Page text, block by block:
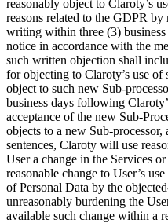
reasonably object to Claroty’s
reasons related to the GDPR
writing within three (3)
notice in accordance with the
such written objection shall
for objecting to Claroty’s use of
object to such new Sub-
business days following
acceptance of the new Sub-
objects to a new Sub-
sentences, Claroty will use
User a change in the Services
reasonable change to User’s
of Personal Data by the
unreasonably burdening the
available such change within a